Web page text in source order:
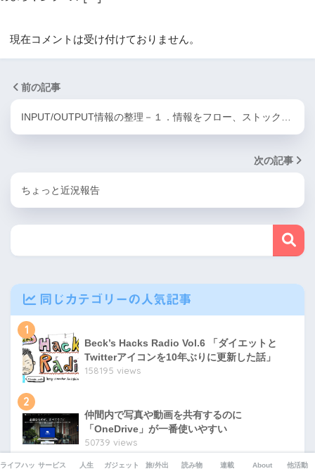
現在コメントは受け付けておりません。
前の記事
INPUT/OUTPUT情報の整理－１．情報をフロー、ストック…
次の記事
ちょっと近況報告
同じカテゴリーの人気記事
1
Beck’s Hacks Radio Vol.6 「ダイエットと
Twitterアイコンを10年ぶりに更新した話」
158195 views
2
仲間内で写真や動画を共有するのに
「OneDrive」が一番使いやすい
50739 views
ライフハックサービス 人生 ガジェット 旅/外出 読み物 連載 About 他活動